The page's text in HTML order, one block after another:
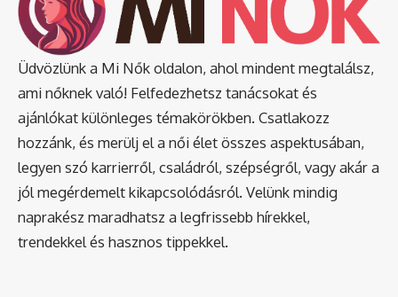
Üdvözlünk a Mi Nők oldalon, ahol mindent megtalálsz,
ami nőknek való! Felfedezhetsz tanácsokat és
ajánlókat különleges témakörökben. Csatlakozz
hozzánk, és merülj el a női élet összes aspektusában,
legyen szó karrierről, családról, szépségről, vagy akár a
jól megérdemelt kikapcsolódásról. Velünk mindig
naprakész maradhatsz a legfrissebb hírekkel,
trendekkel és hasznos tippekkel.